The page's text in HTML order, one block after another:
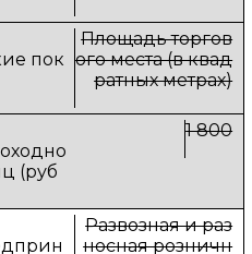
Площадь торгов
ого места (в квад
ратных метрах)
1 800
Развозная и раз
носная розничн